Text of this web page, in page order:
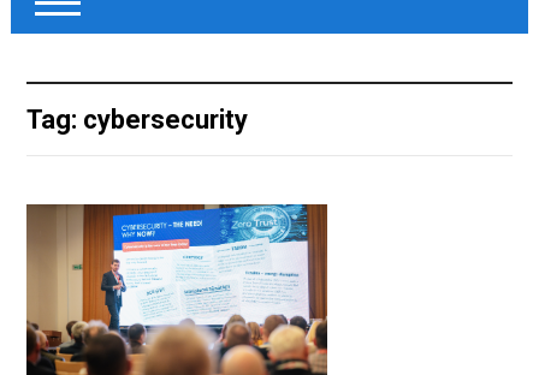
Tag: cybersecurity